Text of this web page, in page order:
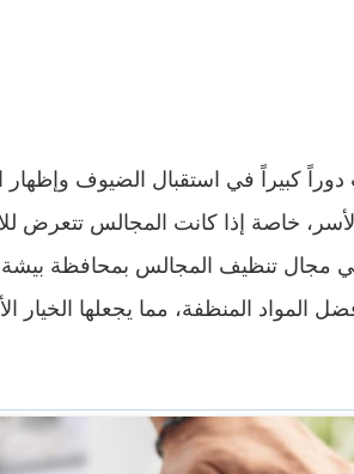
كبيراً في استقبال الضيوف وإظهار
خاصة إذا كانت المجالس تتعرض
مجال تنظيف المجالس بمحافظة
المنظفة، مما يجعلها الخيار